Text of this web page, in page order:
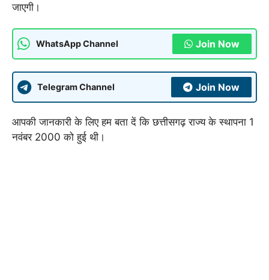
जाएगी।
WhatsApp Channel Join Now
Telegram Channel Join Now
आपकी जानकारी के लिए हम बता दें कि छत्तीसगढ़ राज्य के स्थापना 1
नवंबर 2000 को हुई थी।